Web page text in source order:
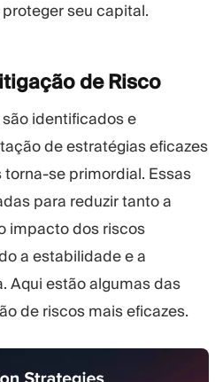
seu capital.
deRisco
identificados e
de estratégias eficazes
se primordial. Essas
para reduzir tanto a
impacto dos riscos
a estabilidade e a
Aqui estão algumas das
de riscos mais eficazes.